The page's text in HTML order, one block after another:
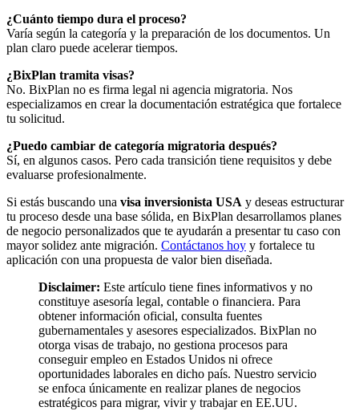
¿Cuánto tiempo dura el proceso?
Varía según la categoría y la preparación de los documentos. Un
plan claro puede acelerar tiempos.
¿BixPlan tramita visas?
No. BixPlan no es firma legal ni agencia migratoria. Nos
especializamos en crear la documentación estratégica que fortalece
tu solicitud.
¿Puedo cambiar de categoría migratoria después?
Sí, en algunos casos. Pero cada transición tiene requisitos y debe
evaluarse profesionalmente.
Si estás buscando una visa inversionista USA y deseas estructurar
tu proceso desde una base sólida, en BixPlan desarrollamos planes
de negocio personalizados que te ayudarán a presentar tu caso con
mayor solidez ante migración. Contáctanos hoy y fortalece tu
aplicación con una propuesta de valor bien diseñada.
Disclaimer: Este artículo tiene fines informativos y no
constituye asesoría legal, contable o financiera. Para
obtener información oficial, consulta fuentes
gubernamentales y asesores especializados. BixPlan no
otorga visas de trabajo, no gestiona procesos para
conseguir empleo en Estados Unidos ni ofrece
oportunidades laborales en dicho país. Nuestro servicio
se enfoca únicamente en realizar planes de negocios
estratégicos para migrar, vivir y trabajar en EE.UU.